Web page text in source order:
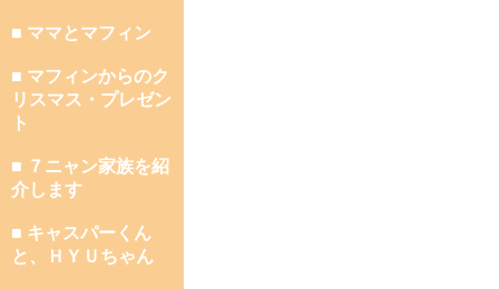
■ ママとマフィン
■ マフィンからのク
リスマス・プレゼン
ト
■ ７ニャン家族を紹
介します
■ キャスパーくん
と、ＨＹＵちゃん